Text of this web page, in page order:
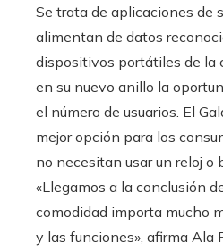
Se trata de aplicaciones de
alimentan de datos
dispositivos portátiles de la
en su nuevo anillo la
el número de usuarios. El
mejor opción para los
no necesitan usar un reloj o
«Llegamos a la conclusión
comodidad importa mucho
y las funciones», afirma Ala